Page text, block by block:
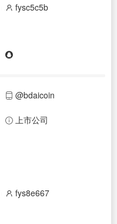
fysc5c5b
@bdaicoin
上市公司
fys8e667